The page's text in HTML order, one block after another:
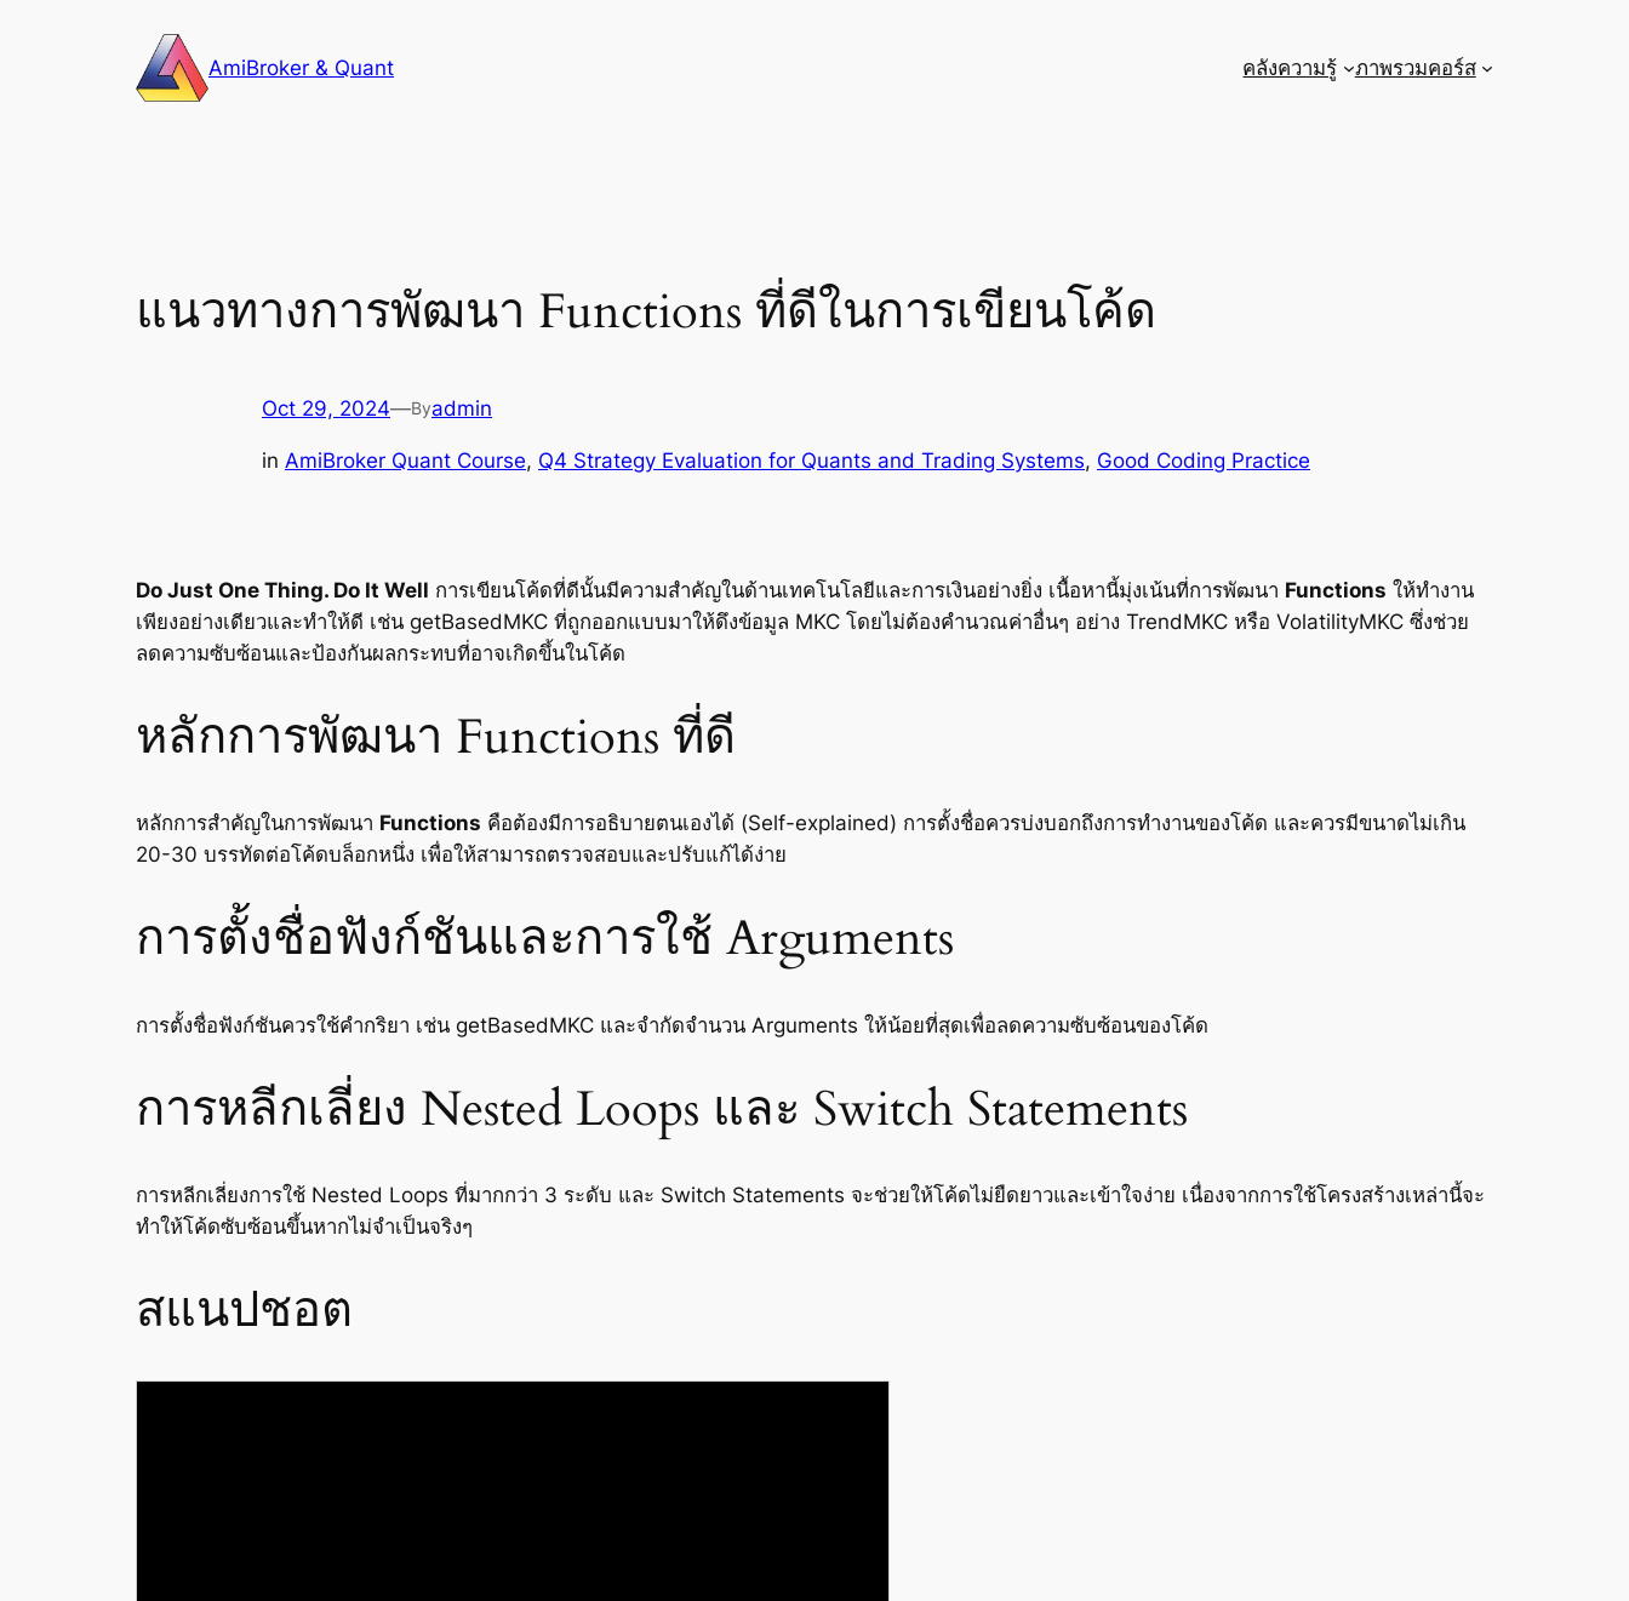
AmiBroker & Quant คลังความรู้ ภาพรวมคอร์ส
แนวทางการพัฒนา Functions ที่ดีในการเขียนโค้ด
Oct 29, 2024—Byadmin
in AmiBroker Quant Course, Q4 Strategy Evaluation for Quants and Trading Systems, Good Coding Practice
Do Just One Thing. Do It Well การเขียนโค้ดที่ดีนั้นมีความสำคัญในด้านเทคโนโลยีและการเงินอย่างยิ่ง เนื้อหานี้มุ่งเน้นที่การพัฒนา Functions ให้ทำงาน
เพียงอย่างเดียวและทำให้ดี เช่น getBasedMKC ที่ถูกออกแบบมาให้ดึงข้อมูล MKC โดยไม่ต้องคำนวณค่าอื่นๆ อย่าง TrendMKC หรือ VolatilityMKC ซึ่งช่วย
ลดความซับซ้อนและป้องกันผลกระทบที่อาจเกิดขึ้นในโค้ด
หลักการพัฒนา Functions ที่ดี
หลักการสำคัญในการพัฒนา Functions คือต้องมีการอธิบายตนเองได้ (Self-explained) การตั้งชื่อควรบ่งบอกถึงการทำงานของโค้ด และควรมีขนาดไม่เกิน
20-30 บรรทัดต่อโค้ดบล็อกหนึ่ง เพื่อให้สามารถตรวจสอบและปรับแก้ได้ง่าย
การตั้งชื่อฟังก์ชันและการใช้ Arguments
การตั้งชื่อฟังก์ชันควรใช้คำกริยา เช่น getBasedMKC และจำกัดจำนวน Arguments ให้น้อยที่สุดเพื่อลดความซับซ้อนของโค้ด
การหลีกเลี่ยง Nested Loops และ Switch Statements
การหลีกเลี่ยงการใช้ Nested Loops ที่มากกว่า 3 ระดับ และ Switch Statements จะช่วยให้โค้ดไม่ยืดยาวและเข้าใจง่าย เนื่องจากการใช้โครงสร้างเหล่านี้จะ
ทำให้โค้ดซับซ้อนขึ้นหากไม่จำเป็นจริงๆ
สแนปชอต